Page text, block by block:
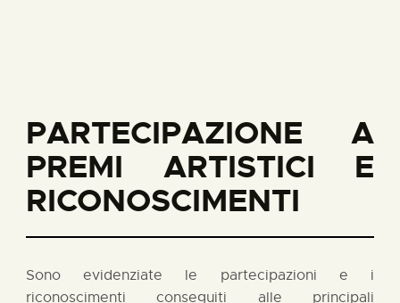
PARTECIPAZIONE A
PREMI ARTISTICI E
RICONOSCIMENTI
Sono evidenziate le partecipazioni e i
riconoscimenti conseguiti alle principali